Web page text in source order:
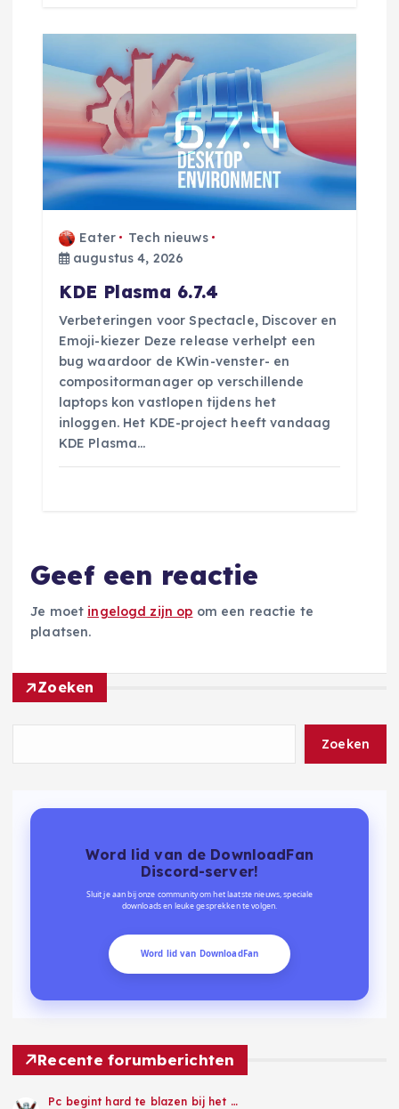
Eater
Tech nieuws
augustus 4, 2026
KDE Plasma 6.7.4
Verbeteringen voor Spectacle, Discover en
Emoji-kiezer Deze release verhelpt een
bug waardoor de KWin-venster- en
compositormanager op verschillende
laptops kon vastlopen tijdens het
inloggen. Het KDE-project heeft vandaag
KDE Plasma…
Geef een reactie
Je moet ingelogd zijn op om een reactie te
plaatsen.
Zoeken
Zoeken
Word lid van de DownloadFan
Discord-server!
Sluit je aan bij onze community om het laatste nieuws, speciale
downloads en leuke gesprekken te volgen.
Word lid van DownloadFan
Recente forumberichten
Pc begint hard te blazen bij het …